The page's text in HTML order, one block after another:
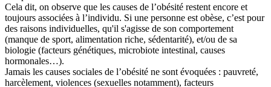
Cela dit, on observe que les causes de l’obésité restent encore et
toujours associées à l’individu. Si une personne est obèse, c’est pour
des raisons individuelles, qu'il s'agisse de son comportement
(manque de sport, alimentation riche, sédentarité), et/ou de sa
biologie (facteurs génétiques, microbiote intestinal, causes
hormonales…).
Jamais les causes sociales de l’obésité ne sont évoquées : pauvreté,
harcèlement, violences (sexuelles notamment), facteurs